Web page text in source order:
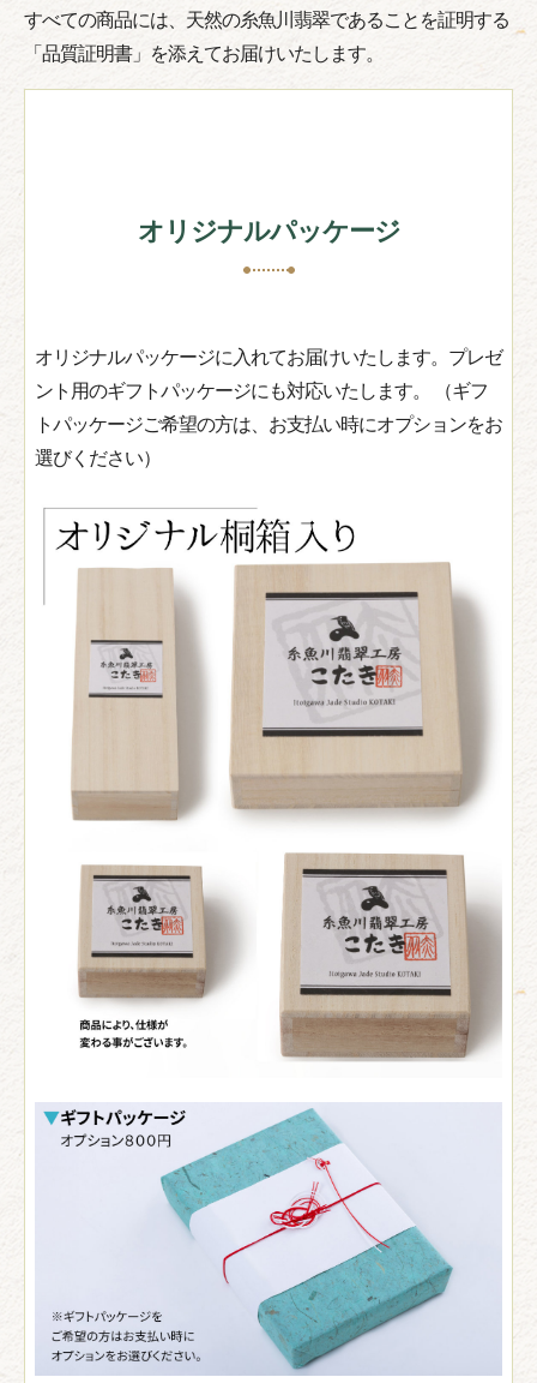
すべての商品には、天然の糸魚川翡翠であることを証明する
「品質証明書」を添えてお届けいたします。
オリジナルパッケージ
オリジナルパッケージに入れてお届けいたします。プレゼ
ント用のギフトパッケージにも対応いたします。 （ギフ
トパッケージご希望の方は、お支払い時にオプションをお
選びください）